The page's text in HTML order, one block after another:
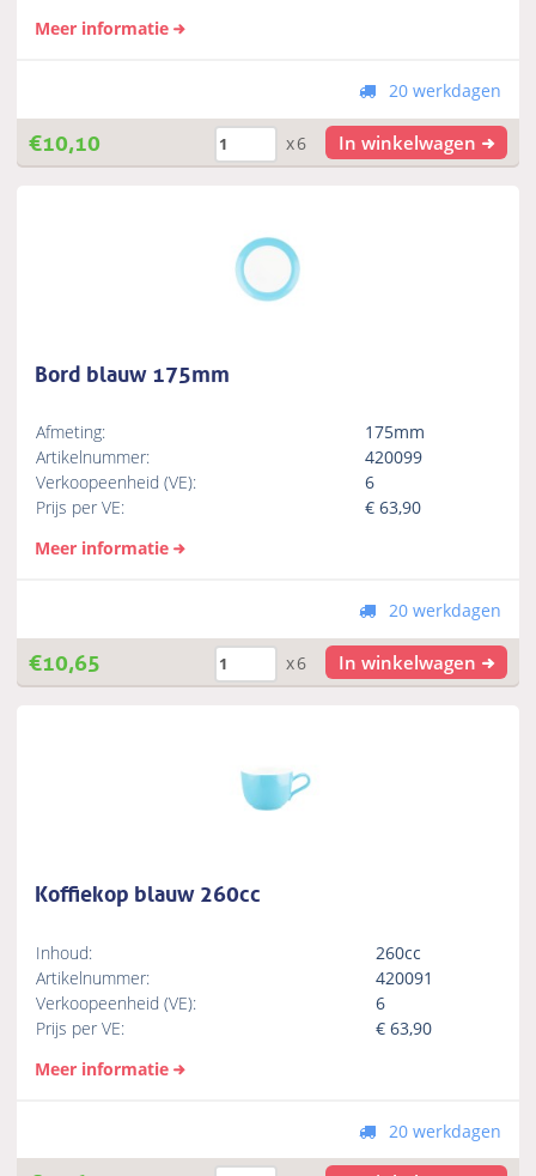
Meer informatie
20 werkdagen
€10,10 x6 In winkelwagen
Bord blauw 175mm
Afmeting:
175mm
Artikelnummer:
420099
Verkoopeenheid (VE):
6
Prijs per VE:
€63,90
Meer informatie
20 werkdagen
€10,65 x6 In winkelwagen
Koffiekop blauw 260cc
Inhoud:
260cc
Artikelnummer:
420091
Verkoopeenheid (VE):
6
Prijs per VE:
€63,90
Meer informatie
20 werkdagen